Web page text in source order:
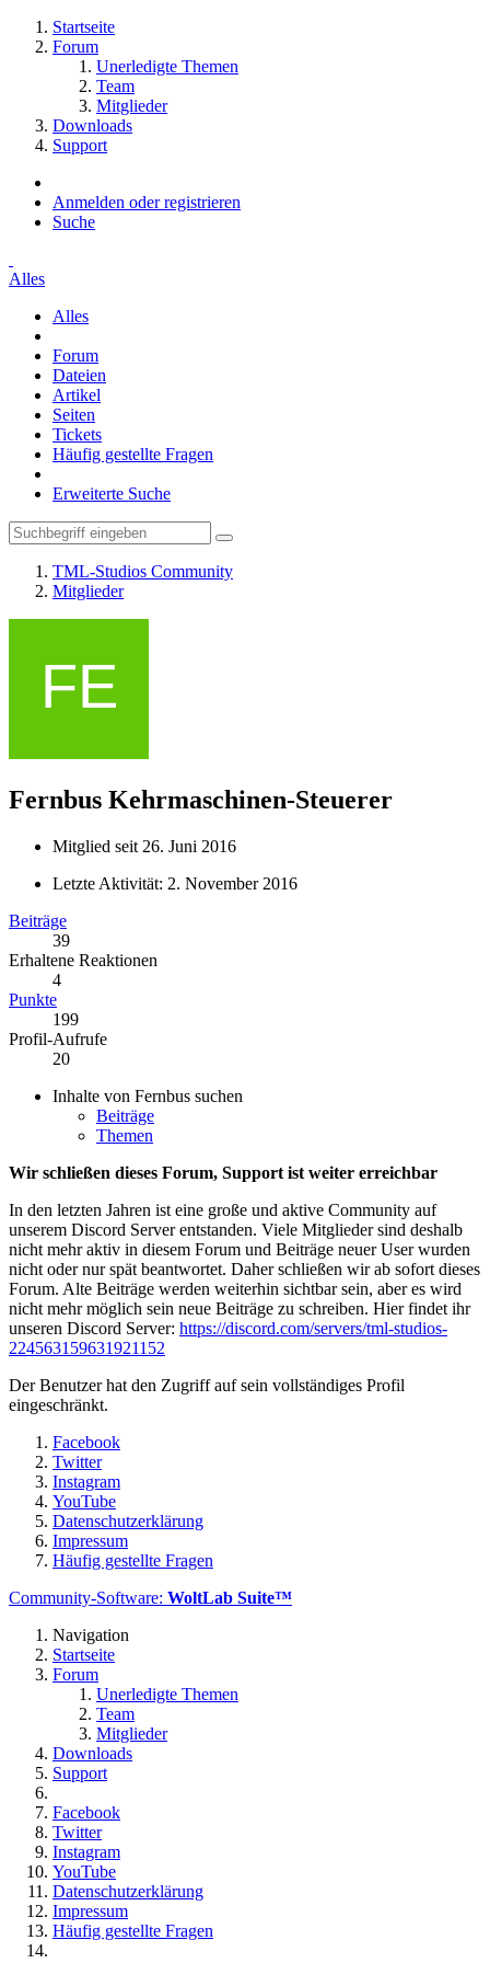
Startseite
Forum
Unerledigte Themen
Team
Mitglieder
Downloads
Support
Anmelden oder registrieren
Suche
Alles
Alles
Forum
Dateien
Artikel
Seiten
Tickets
Häufig gestellte Fragen
Erweiterte Suche
TML-Studios Community
Mitglieder
Fernbus Kehrmaschinen-Steuerer
Mitglied seit 26. Juni 2016
Letzte Aktivität: 2. November 2016
Beiträge
39
Erhaltene Reaktionen
4
Punkte
199
Profil-Aufrufe
20
Inhalte von Fernbus suchen
Beiträge
Themen
Wir schließen dieses Forum, Support ist weiter erreichbar
In den letzten Jahren ist eine große und aktive Community auf
unserem Discord Server entstanden. Viele Mitglieder sind deshalb
nicht mehr aktiv in diesem Forum und Beiträge neuer User wurden
nicht oder nur spät beantwortet. Daher schließen wir ab sofort dieses
Forum. Alte Beiträge werden weiterhin sichtbar sein, aber es wird
nicht mehr möglich sein neue Beiträge zu schreiben. Hier findet ihr
unseren Discord Server: https://discord.com/servers/tml-studios-
224563159631921152
Der Benutzer hat den Zugriff auf sein vollständiges Profil
eingeschränkt.
Facebook
Twitter
Instagram
YouTube
Datenschutzerklärung
Impressum
Häufig gestellte Fragen
Community-Software: WoltLab Suite™
Navigation
Startseite
Forum
Unerledigte Themen
Team
Mitglieder
Downloads
Support
Facebook
Twitter
Instagram
YouTube
Datenschutzerklärung
Impressum
Häufig gestellte Fragen